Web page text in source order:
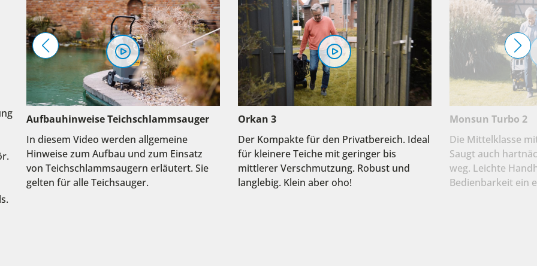
Aufbauhinweise Teichschlammsauger
In diesem Video werden allgemeine
Hinweise zum Aufbau und zum Einsatz
von Teichschlammsaugern erläutert. Sie
gelten für alle Teichsauger.
Orkan 3
Der Kompakte für den Privatbereich. Ideal
für kleinere Teiche mit geringer bis
mittlerer Verschmutzung. Robust und
langlebig. Klein aber oho!
Monsun Turbo 2
Die Mittelklasse
Saugt auch
weg. Leichte
Bedienbarkeit ein